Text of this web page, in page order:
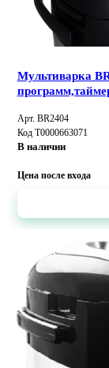
Мультиварка
Арт. BR2404
Код Т0000663071
В наличии
Цена после входа